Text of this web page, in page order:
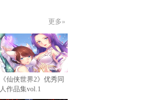
更多»
《仙侠世界2》优秀同
人作品集vol.1